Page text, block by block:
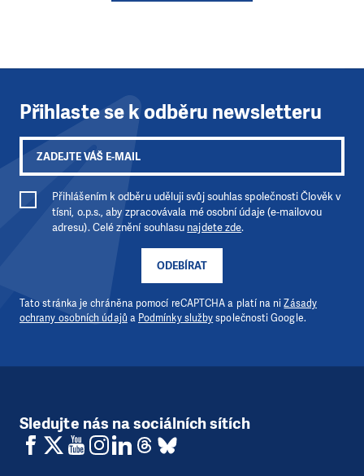
Přihlaste se k odběru newsletteru
ODEBÍRAT
Přihlášením k odběru uděluji svůj souhlas společnosti Člověk v
tísni, o.p.s., aby zpracovávala mé osobní údaje (e-mailovou
adresu). Celé znění souhlasu najdete zde.
Tato stránka je chráněna pomocí reCAPTCHA a platí na niZásady
ochrany osobních údajů a Podmínky službyspolečnosti Google.
Sledujte nás na sociálních sítích